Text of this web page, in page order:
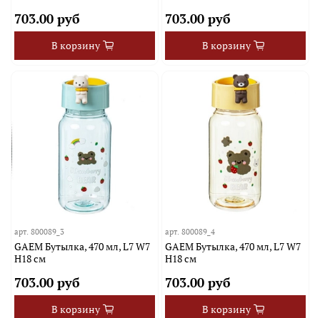
703.00 руб
В корзину
703.00 руб
В корзину
арт.800089_3
GAEM Бутылка, 470 мл, L7 W7
H18 см
703.00 руб
В корзину
арт. 800089_4
GAEM Бутылка, 470 мл, L7 W7
H18 см
703.00 руб
В корзину